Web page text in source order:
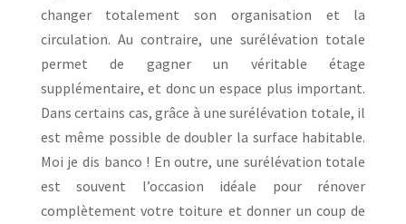
changer totalement son organisation et la
circulation. Au contraire, une surélévation totale
permet de gagner un véritable étage
supplémentaire, et donc un espace plus important.
Dans certains cas, grâce à une surélévation totale, il
est même possible de doubler la surface habitable.
Moi je dis banco ! En outre, une surélévation totale
est souvent l’occasion idéale pour rénover
complètement votre toiture et donner un coup de